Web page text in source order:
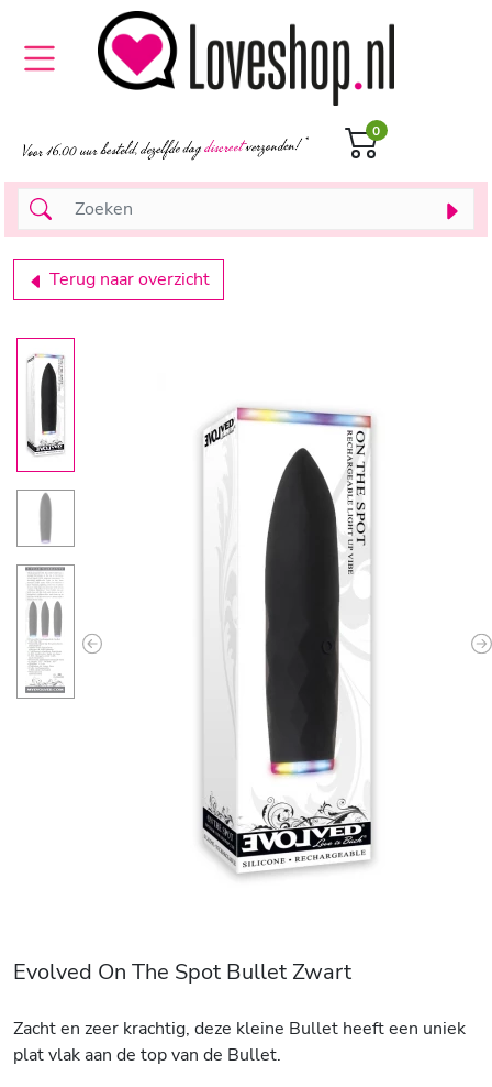
0
Terug naar overzicht
Previous
Evolved On The Spot Bullet Zwart
Zacht en zeer krachtig, deze kleine Bullet heeft een uniek
plat vlak aan de top van de Bullet.